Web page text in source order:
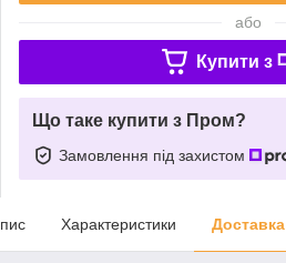
або
Купити з
Що таке купити з Пром?
Замовлення під захистом
Характеристики Доставка